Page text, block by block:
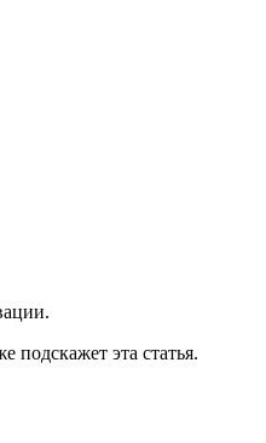
подскажет эта статья.